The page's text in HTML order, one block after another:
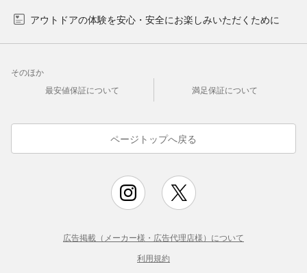
アウトドアの体験を安心・安全にお楽しみいただくために
そのほか
最安値保証について
満足保証について
ページトップへ戻る
広告掲載（メーカー様・広告代理店様）について
利用規約